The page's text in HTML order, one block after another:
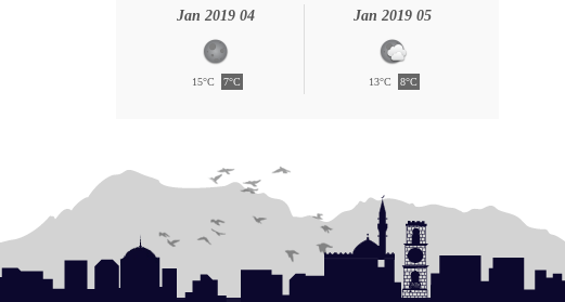
04 Jan 2019
15°C 7°C
05 Jan 2019
13°C 8°C